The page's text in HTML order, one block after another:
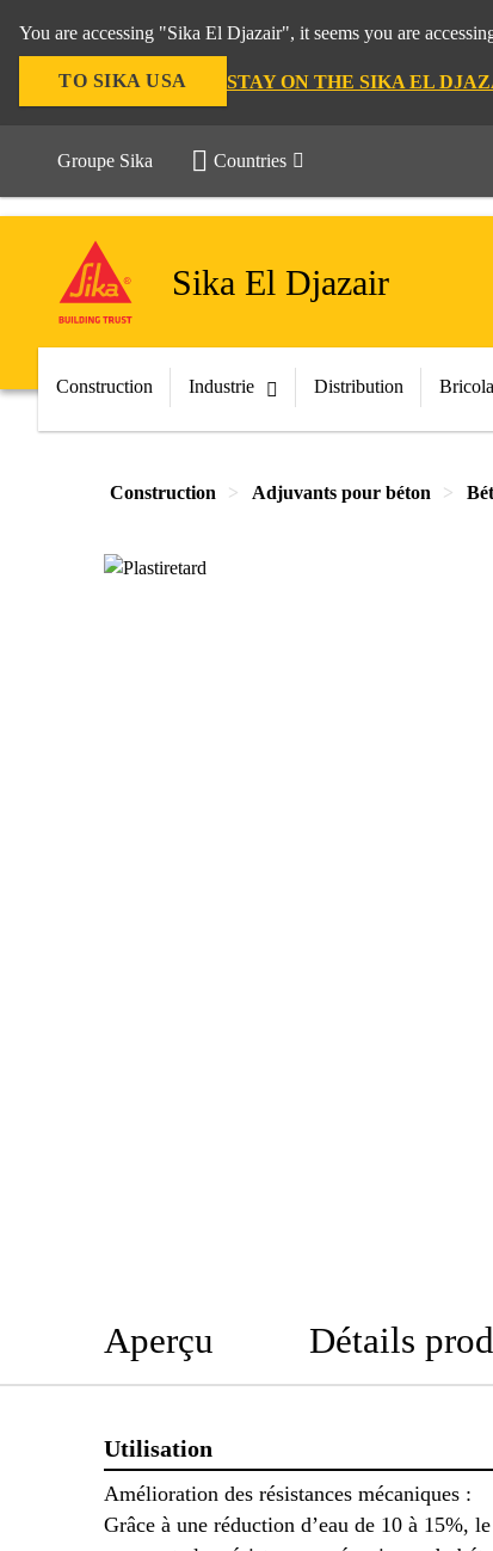
You are accessing "Sika El Djazair", it seems you are
TO SIKA USA STAY ON THE SIKA EL
Groupe Sika Countries
Sika El Djazair
Construction Industrie Distribution
Construction Adjuvants pour béton
Aperçu Détails
Utilisation
Amélioration des résistances mécaniques :
Grâce à une réduction d’eau de 10 à 15%,